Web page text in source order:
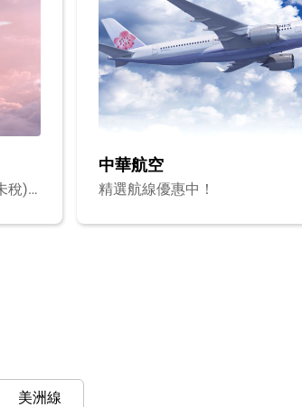
亞洲、歐洲多國 eSIM體驗
輸入代碼享優惠！
美洲線